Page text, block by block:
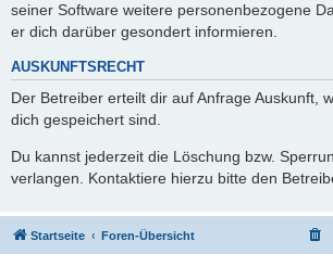
seiner Software weitere personenbezogene
er dich darüber gesondert informieren.
AUSKUNFTSRECHT
Der Betreiber erteilt dir auf Anfrage Auskunft,
dich gespeichert sind.
Du kannst jederzeit die Löschung bzw.
verlangen. Kontaktiere hierzu bitte den
Startseite Foren-Übersicht